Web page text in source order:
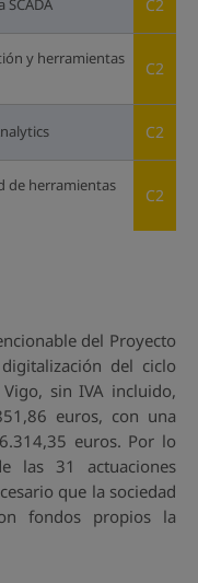
C2
y herramientas
C2
C2
de herramientas
C2
del Proyecto
del ciclo
sin IVA incluido,
euros, con una
euros. Por lo
las 31 actuaciones
que la sociedad
fondos propios la